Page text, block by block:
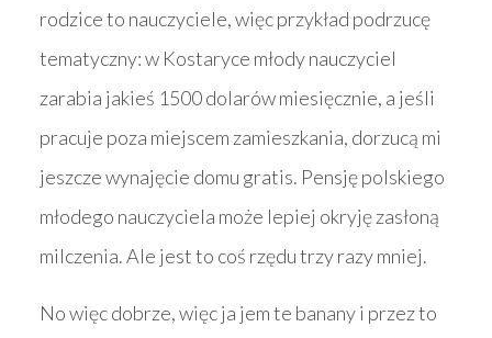
rodzice to nauczyciele, więc przykład podrzucę
tematyczny: w Kostaryce młody nauczyciel
zarabia jakieś 1500 dolarów miesięcznie, a jeśli
pracuje poza miejscem zamieszkania, dorzucą mi
jeszcze wynajęcie domu gratis. Pensję polskiego
młodego nauczyciela może lepiej okryję zasłoną
milczenia. Ale jest to coś rzędu trzy razy mniej.
No więc dobrze, więc ja jem te banany i przez to